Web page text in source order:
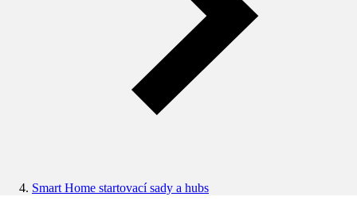
Smart Home startovací sady a hubs